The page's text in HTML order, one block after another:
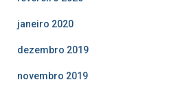
janeiro 2020
dezembro 2019
novembro 2019